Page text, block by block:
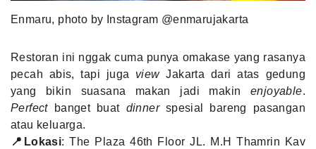
Enmaru, photo by Instagram @enmarujakarta
Restoran ini nggak cuma punya omakase yang rasanya
pecah abis, tapi juga viewJakarta dari atas gedung
yang bikin suasana makan jadi makin enjoyable.
Perfectbanget buat dinnerspesial bareng pasangan
atau keluarga.
📍Lokasi: The Plaza 46th Floor JL. M.H Thamrin Kav